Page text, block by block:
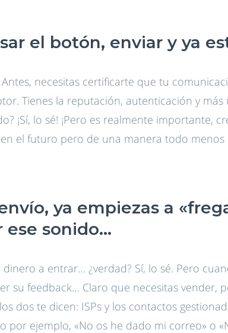
el botón, enviar y ya
necesitas certificarte que tu
Tienes la reputación, autenticación y
¡Sí, lo sé! ¡Pero es realmente importante,
el futuro pero de una manera todo menos
ya empiezas a
ese sonido…
a entrar… ¿verdad? Sí, lo sé. Pero
su feedback… Claro que necesitas vender,
dos te dicen: ISPs y los contactos
por ejemplo, «No os he dado mi correo» o